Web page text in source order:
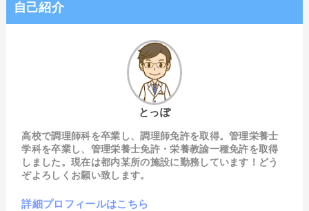
自己紹介
とっぽ
高校で調理師科を卒業し、調理師免許を取得。管理栄養士
学科を卒業し、管理栄養士免許・栄養教諭一種免許を取得
しました。現在は都内某所の施設に勤務しています！どう
ぞよろしくお願い致します。
詳細プロフィールはこちら